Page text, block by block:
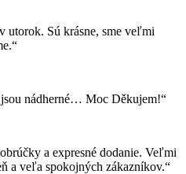
utorok. Sú krásne, sme veľmi
nádherné… Moc Děkujem!“
a expresné dodanie. Veľmi
a veľa spokojných zákazníkov.“